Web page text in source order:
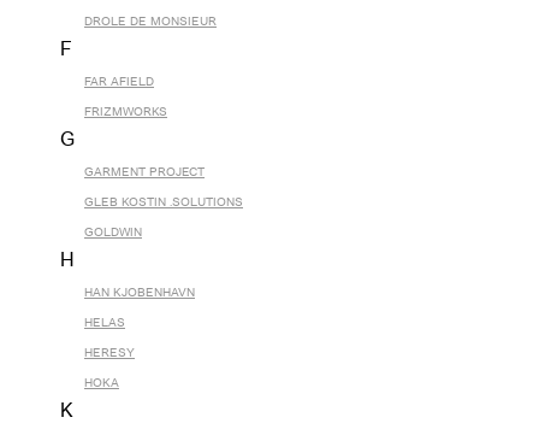
DROLE DE MONSIEUR
F
FAR AFIELD
FRIZMWORKS
G
GARMENT PROJECT
GLEB KOSTIN .SOLUTIONS
GOLDWIN
H
HAN KJOBENHAVN
HELAS
HERESY
HOKA
K